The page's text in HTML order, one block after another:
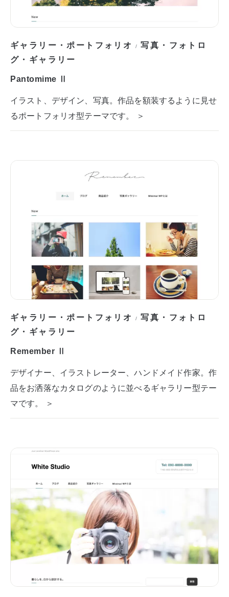
ギャラリー・ポートフォリオ /写真・フォトロ
グ・ギャラリー
Pantomime Ⅱ
イラスト、デザイン、写真。作品を額装するように見せ
るポートフォリオ型テーマです。 ＞
ギャラリー・ポートフォリオ /写真・フォトロ
グ・ギャラリー
Remember Ⅱ
デザイナー、イラストレーター、ハンドメイド作家。作
品をお洒落なカタログのように並べるギャラリー型テー
マです。 ＞